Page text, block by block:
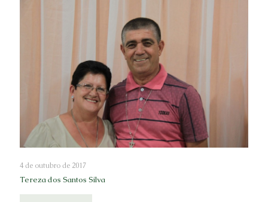
4 de outubro de 2017
Tereza dos Santos Silva